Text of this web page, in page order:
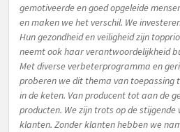
gemotiveerde en goed opgeleide
en maken we het verschil. We
Hun gezondheid en veiligheid zijn
neemt ook haar verantwoordelijkheid
Met diverse verbeterprogramma en
proberen we dit thema van toepassing
in de keten. Van producent tot aan de
producten. We zijn trots op de
klanten. Zonder klanten hebben we